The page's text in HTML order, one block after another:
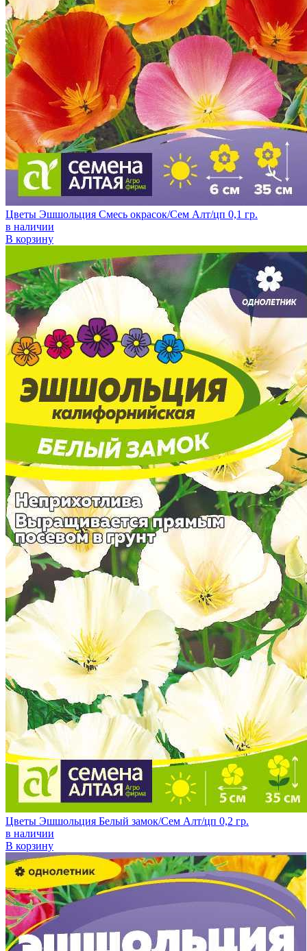
Цветы Эшшольция Смесь окрасок/Сем Алт/цп 0,1 гр.
в наличии
В корзину
Цветы Эшшольция Белый замок/Сем Алт/цп 0,2 гр.
в наличии
В корзину